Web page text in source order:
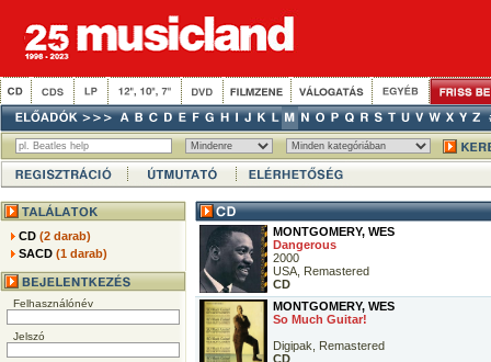
CD(2 darab)
SACD(1 darab)
Felhasználónév
Jelszó
MONTGOMERY, WES
Dangerous
2000
USA, Remastered
CD
MONTGOMERY, WES
So Much Guitar!
Digipak, Remastered
CD